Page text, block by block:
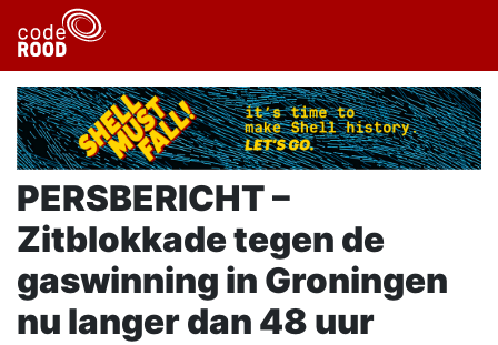
PERSBERICHT –
Zitblokkade tegen de
gaswinning in Groningen
nu langer dan 48 uur